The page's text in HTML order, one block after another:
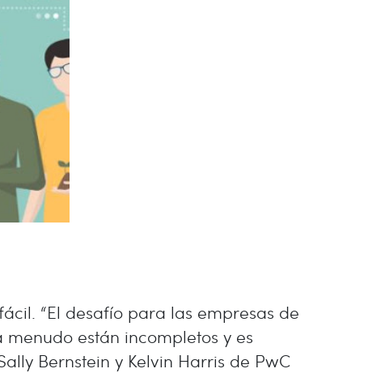
“El desafío para las empresas de
están incompletos y es
Bernstein y Kelvin Harris de PwC